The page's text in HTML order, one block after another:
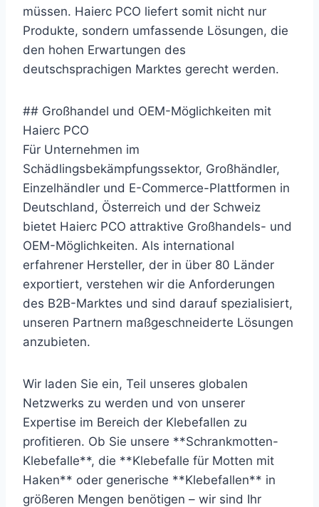
müssen. Haierc PCO liefert somit nicht nur
Produkte, sondern umfassende Lösungen, die
den hohen Erwartungen des
deutschsprachigen Marktes gerecht werden.
## Großhandel und OEM-Möglichkeiten mit
Haierc PCO
Für Unternehmen im
Schädlingsbekämpfungssektor, Großhändler,
Einzelhändler und E-Commerce-Plattformen in
Deutschland, Österreich und der Schweiz
bietet Haierc PCO attraktive Großhandels- und
OEM-Möglichkeiten. Als international
erfahrener Hersteller, der in über 80 Länder
exportiert, verstehen wir die Anforderungen
des B2B-Marktes und sind darauf spezialisiert,
unseren Partnern maßgeschneiderte Lösungen
anzubieten.
Wir laden Sie ein, Teil unseres globalen
Netzwerks zu werden und von unserer
Expertise im Bereich der Klebefallen zu
profitieren. Ob Sie unsere **Schrankmotten-
Klebefalle**, die **Klebefalle für Motten mit
Haken** oder generische **Klebefallen** in
größeren Mengen benötigen – wir sind Ihr